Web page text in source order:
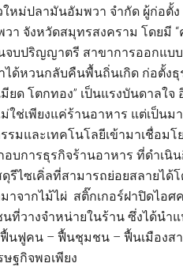
หม่ปลามันอัมพวา จำกัด ผู้ก่อตั้
วา จังหวัดสมุทรสงคราม โดยมี
จบปริญญาตรี สาขาการออกแบ
ได้หวนกลับคืนพื้นถิ่นเกิด ก่อตั้
ยด โตกทอง” เป็นแรงบันดาลใ
ใช่เพียงแค่ร้านอาหาร แต่เป็น
รมและเทคโนโลยีเข้ามาเชื่อม
อบการธุรกิจร้านอาหาร ที่ดำเนิ
ดุรีไซเคิ่ลที่สามารถย่อยสลายไ
าจากไม้ไผ่ สติ๊กเกอร์ฝาปิดไอศ
ที่วางจำหน่ายในร้าน ซึ่งได้นำ
นฟูคน – ฟื้นชุมชน – ฟื้นเมืองส
ษฐกิจพอเพียง